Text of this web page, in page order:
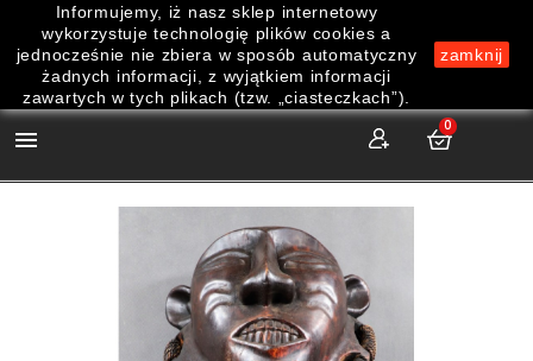

0
Informujemy, iż nasz sklep internetowy
wykorzystuje technologię plików cookies a
jednocześnie nie zbiera w sposób automatyczny
żadnych informacji, z wyjątkiem informacji
zawartych w tych plikach (tzw. „ciasteczkach”).
zamknij